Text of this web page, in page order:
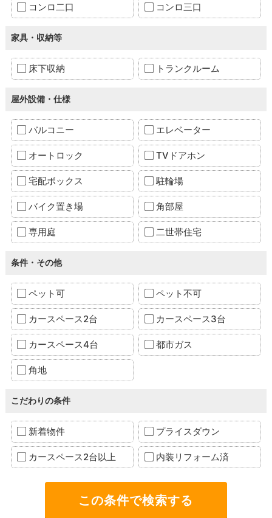
コンロ二口 コンロ三口
家具・収納等
床下収納 トランクルーム
屋外設備・仕様
バルコニー エレベーター
オートロック TVドアホン
宅配ボックス 駐輪場
バイク置き場 角部屋
専用庭 二世帯住宅
条件・その他
ペット可 ペット不可
カースペース2台 カースペース3台
カースペース4台 都市ガス
角地
こだわりの条件
新着物件 プライスダウン
カースペース2台以上 内装リフォーム済